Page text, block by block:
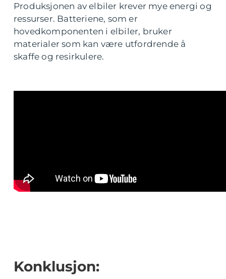
Produksjonen av elbiler krever mye energi og
ressurser. Batteriene, som er
hovedkomponenten i elbiler, bruker
materialer som kan være utfordrende å
skaffe og resirkulere.
Konklusjon: